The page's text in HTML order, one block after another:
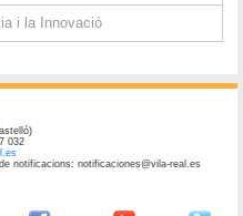
i la Innovació
032
notificacions: notificaciones@vila-real.es